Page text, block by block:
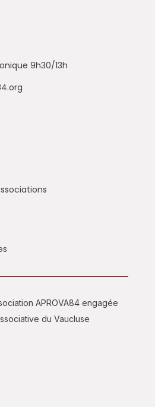
9h30/13h
APROVA84 engagée
du Vaucluse